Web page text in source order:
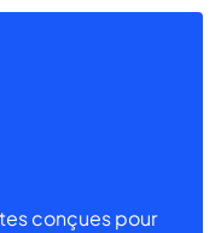
conçues pour